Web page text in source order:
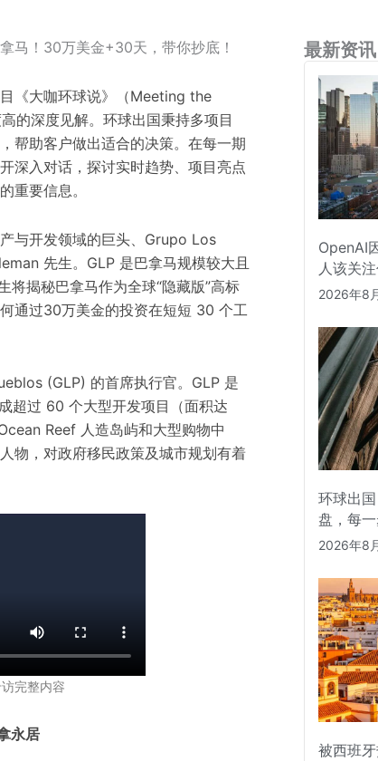
马！30万美金+30天，带你抄底！
《大咖环球说》（Meeting the
的深度见解。环球出国秉持多项目
帮助客户做出适合的决策。在每一期
深入对话，探讨实时趋势、项目亮点
重要信息。
与开发领域的巨头、Grupo Los
先生。GLP 是巴拿马规模较大 且
将揭秘巴拿马作为全球“隐藏版”高标
通过30万美金的投资在短短 30 个工
(GLP) 的首席执行官。GLP 是
成超过 60 个大型开发项目（面积达
Reef 人造岛屿和大型购物中
人物，对政府移民政策及城市规划有着
完整内容
永居
最新资讯
OpenAI
人该关
2026年8
环球出
盘，每
2026年8
被西班